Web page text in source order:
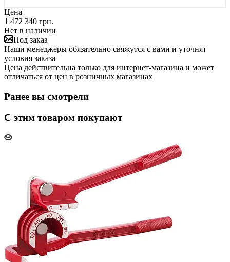
Цена
1 472 340 грн.
Нет в наличии
Под заказ
Наши менеджеры обязательно свяжутся с вами и уточнят
условия заказа
Цена действительна только для интернет-магазина и может
отличаться от цен в розничных магазинах
Ранее вы смотрели
С этим товаром покупают